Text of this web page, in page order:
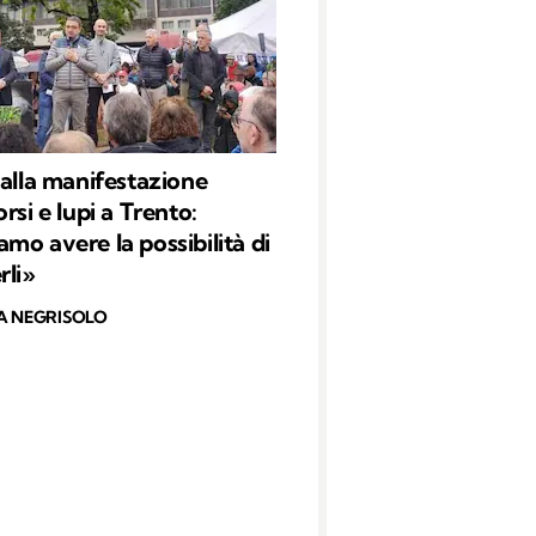
manifestazione
e lupi a Trento:
avere la possibilità di
NEGRISOLO